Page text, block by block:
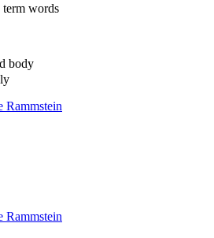
term words
body
Rammstein
Rammstein